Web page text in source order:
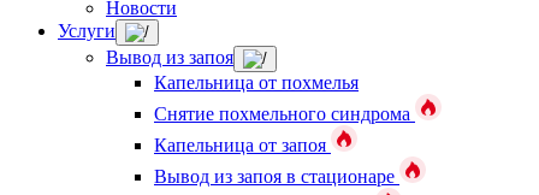
Новости
Услуги
Вывод из запоя
Капельница от похмелья
Снятие похмельного синдрома
Капельница от запоя
Вывод из запоя в стационаре